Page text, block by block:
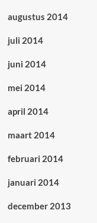
augustus 2014
juli 2014
juni 2014
mei 2014
april 2014
maart 2014
februari 2014
januari 2014
december 2013